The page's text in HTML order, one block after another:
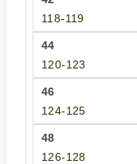
118-119
120-123
124-125
126-128